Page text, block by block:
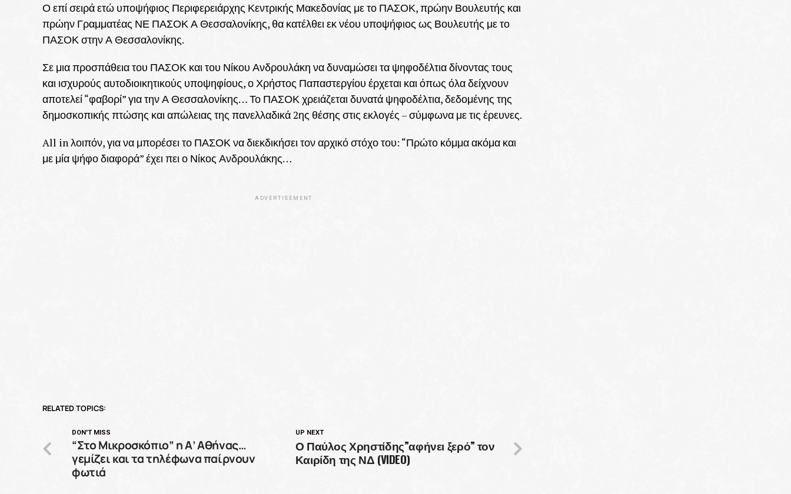
Ο επί σειρά ετώ υποψήφιος Περιφερειάρχης Κεντρικής Μακεδονίας με το ΠΑΣΟΚ, πρώην Βουλευτής και
πρώην Γραμματέας ΝΕ ΠΑΣΟΚ Α Θεσσαλονίκης, θα κατέλθει εκ νέου υποψήφιος ως Βουλευτής με το
ΠΑΣΟΚ στην Α Θεσσαλονίκης.
Σε μια προσπάθεια του ΠΑΣΟΚ και του Νίκου Ανδρουλάκη να δυναμώσει τα ψηφοδέλτια δίνοντας τους
και ισχυρούς αυτοδιοικητικούς υποψηφίους, ο Χρήστος Παπαστεργίου έρχεται και όπως όλα δείχνουν
αποτελεί “φαβορί” για την Α Θεσσαλονίκης… Το ΠΑΣΟΚ χρειάζεται δυνατά ψηφοδέλτια, δεδομένης της
δημοσκοπικής πτώσης και απώλειας της πανελλαδικά 2ης θέσης στις εκλογές – σύμφωνα με τις έρευνες.
All in λοιπόν, για να μπορέσει το ΠΑΣΟΚ να διεκδικήσει τον αρχικό στόχο του: “Πρώτο κόμμα ακόμα και
με μία ψήφο διαφορά” έχει πει ο Νίκος Ανδρουλάκης…
ADVERTISEMENT
RELATED TOPICS:
UP NEXT
Ο Παύλος Χρηστίδης”αφήνει ξερό” τον
Καιρίδη της ΝΔ (VIDEO)
DON'T MISS
“Στο Μικροσκόπιο” η Α’ Αθήνας…
γεμίζει και τα τηλέφωνα παίρνουν
φωτιά